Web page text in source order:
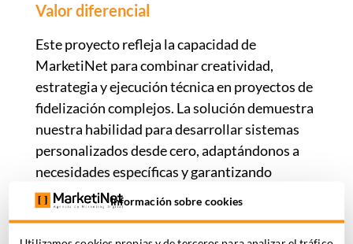
Valor diferencial
Este proyecto refleja la capacidad de
MarketiNet para combinar creatividad,
estrategia y ejecución técnica en proyectos de
fidelización complejos. La solución demuestra
nuestra habilidad para desarrollar sistemas
personalizados desde cero, adaptándonos a
necesidades específicas y garantizando
resultados medibles. Además, pone de
manifiesto la flexibilidad del equipo, la
integración entre distintos perfiles y el alto
Información sobre cookies